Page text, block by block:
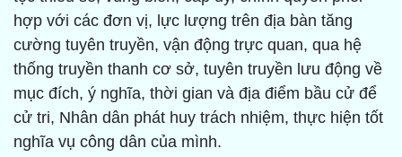
hợp với các đơn vị, lực lượng trên địa bàn tăng
cường tuyên truyền, vận động trực quan, qua hệ
thống truyền thanh cơ sở, tuyên truyền lưu động về
mục đích, ý nghĩa, thời gian và địa điểm bầu cử để
cử tri, Nhân dân phát huy trách nhiệm, thực hiện tốt
nghĩa vụ công dân của mình.